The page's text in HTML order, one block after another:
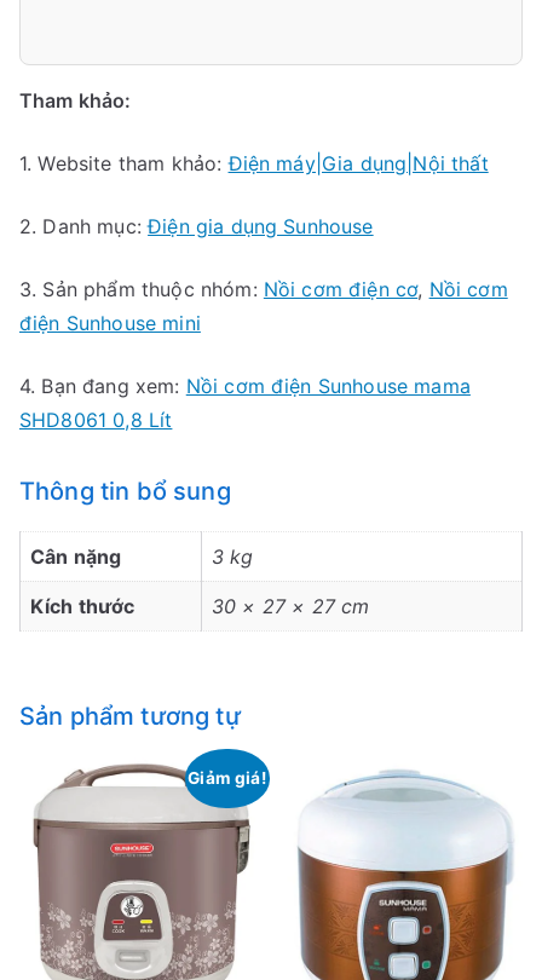
Tham khảo:
1. Website tham khảo:Điện máy|Gia dụng|Nội thất
2. Danh mục:Điện gia dụng Sunhouse
3. Sản phẩm thuộc nhóm: Nồi cơm điện cơ, Nồi cơm
điện Sunhouse mini
4. Bạn đang xem: Nồi cơm điện Sunhouse mama
SHD8061 0,8 Lít
Thông tin bổ sung
Cân nặng 3 kg
Kích thước 30 × 27 × 27 cm
Sản phẩm tương tự
Giảm giá!